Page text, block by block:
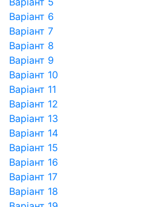
Варіант 6
Варіант 7
Варіант 8
Варіант 9
Варіант 10
Варіант 11
Варіант 12
Варіант 13
Варіант 14
Варіант 15
Варіант 16
Варіант 17
Варіант 18